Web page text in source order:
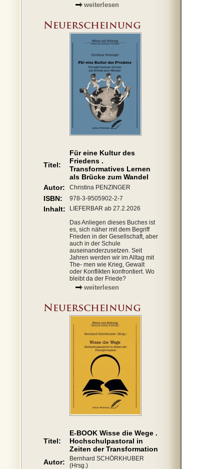
weiterlesen
Titel:
Für eine Kultur des
Friedens .
Transformatives Lernen
als Brücke zum Wandel
Autor:
Christina PENZINGER
ISBN: 978-3-9505902-2-7
Inhalt:
LIEFERBAR ab 27.2.2026
Das Anliegen dieses Buches ist
es, sich näher mit dem Begriff
Frieden in der Gesellschaft, aber
auch in der Schule
auseinanderzusetzen. Seit
Jahren werden wir im Alltag mit
The- men wie Krieg, Gewalt
oder Konflikten konfrontiert. Wo
bleibt da der Friede?
weiterlesen
Titel:
E-BOOK Wisse die Wege .
Hochschulpastoral in
Zeiten der Transformation
Autor:
Bernhard SCHÖRKHUBER
(Hrsg.)